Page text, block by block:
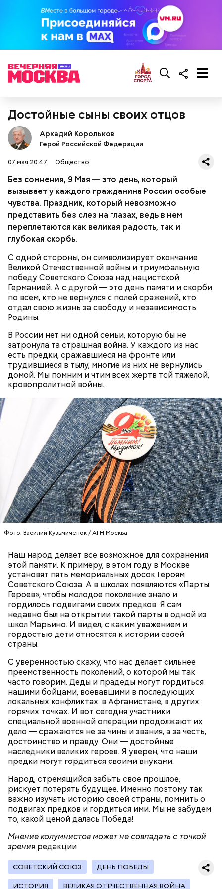
Достойные сыны своих отцов
Аркадий Корольков
Герой Российской Федерации
07 мая 20:47 Общество
Без сомнения, 9 Мая — это день, который
вызывает у каждого гражданина России особые
чувства. Праздник, который невозможно
представить без слез на глазах, ведь в нем
переплетаются как великая радость, так и
глубокая скорбь.
С одной стороны, он символизирует окончание
Великой Отечественной войны и триумфальную
победу Советского Союза над нацистской
Германией. А с другой — это день памяти и скорби
по всем, кто не вернулся с полей сражений, кто
отдал свою жизнь за свободу и независимость
Родины.
В России нет ни одной семьи, которую бы не
затронула та страшная война. У каждого из нас
есть предки, сражавшиеся на фронте или
трудившиеся в тылу, многие из них не вернулись
домой. Мы помним и чтим всех жертв той тяжелой,
кровопролитной войны.
Фото: Василий Кузьмиченок / АГН Москва
Наш народ делает все возможное для сохранения
этой памяти. К примеру, в этом году в Москве
установят пять мемориальных досок Героям
Советского Союза. А в школах появляются «Парты
Героев», чтобы молодое поколение знало и
гордилось подвигами своих предков. Я сам
недавно был на открытии такой парты в одной из
школ Марьино. И видел, с каким уважением и
гордостью дети относятся к истории своей
страны.
С уверенностью скажу, что нас делает сильнее
преемственность поколений, о которой мы так
часто говорим. Деды и прадеды могут гордиться
нашими бойцами, воевавшими в последующих
локальных конфликтах: в Афганистане, в других
горячих точках. И вот сегодня участники
специальной военной операции продолжают их
дело — сражаются не за чины и звания, а за честь,
достоинство и правду. Они — достойные
наследники великих героев. Я уверен, что наши
предки могут гордиться своими внуками.
Народ, стремящийся забыть свое прошлое,
рискует потерять будущее. Именно поэтому так
важно изучать историю своей страны, помнить о
подвигах предков и гордиться ими. Мы не забудем
то, какой ценой далась Победа!
Мнение колумнистов может не совпадать с точкой
зрения редакции
СОВЕТСКИЙ СОЮЗ ДЕНЬ ПОБЕДЫ
ИСТОРИЯ ВЕЛИКАЯ ОТЕЧЕСТВЕННАЯ ВОЙНА
без пары видятся со своими друзьями, устраивают
вечеринки, играют в видеоигры и проводят время,
это возможно, ведь может быть и так, что через год
они уже не будут холостяками.
День малины со сливками
День малины со сливками отмечается в США в
честь вкусового сочетания этой ягоды со сливками.
В этот праздник люди едят не только малину со
сливками, но и другие десерты на основе этих
двух ингредиентов. Их можно купить в магазине
или сделать самостоятельно вместе со своими
родными и близкими.
кабачок;
брынза;
растительное масло;
— Кабачки нужно натереть длинными слайсами
(это можно сделать на специальной терке),
похожими на спагетти, и уложить в противень.
Дальше нужно добавить немного растительного
масла, соль, а сверху бросить хаотично
порезанную брынзу. Затем добавляются помидоры
черри или грунтовые, — рассказал шеф-повар.
Противень ставится в духовку, разогретую до 180–
190 градусов. Спагетти из кабачка нужно запекать
25–30 минут.
Уберут отеки и улучшат зрение:
Кабачки, тушеные с курицей
Как приготовить домашний
Эндокринолог Куликова
объяснила, в чем заключается
беременным, кормящим женщинам;
людям с ослабленной иммунной системой;
пожилым;
детям.
— Там может содержаться огромное количество
нитратов, которое вызовет головокружение,
гипоксию и ухудшение физического состояния, —
предостерегла Соломатина.
Также не нужно есть дыню до корки, потому что
именно там скапливаются нитраты. И важно
тщательно ее мыть, чтобы не отравиться, добавила
собеседница «ВМ».
Как выбрать дыню
Фото: Shutterstock